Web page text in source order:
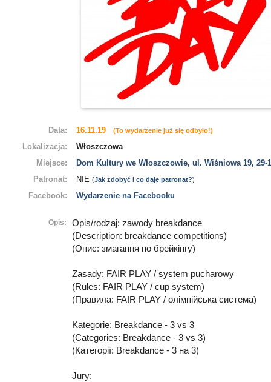
Data: 16.11.19 (To wydarzenie już się odbyło!)
Lokalizacja:
Włoszczowa
Miejsce:
Dom Kultury we Włoszczowie, ul. Wiśniowa 19, 29-
Patronat:
NIE (Jak zdobyć i co daje patronat?)
Facebook: Wydarzenie na Facebooku
Opis:
Opis/rodzaj: zawody breakdance
(Description: breakdance competitions)
(Опис: змагання по брейкінгу)
Zasady: FAIR PLAY / system pucharowy
(Rules: FAIR PLAY / cup system)
(Правила: FAIR PLAY / олімпійська система)
Kategorie: Breakdance - 3 vs 3
(Categories: Breakdance - 3 vs 3)
(Категорії: Breakdance - 3 на 3)
Jury: